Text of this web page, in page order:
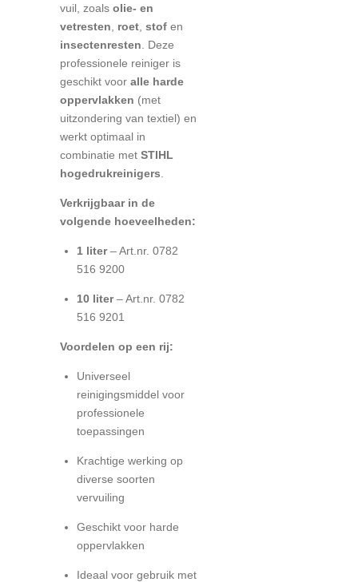
vuil, zoals olie- en
vetresten
roet stof en
insectenresten . Deze
professionele reiniger is
geschikt voor alle harde
oppervlakken (met
uitzondering van textiel) en
werkt optimaal in
combinatie met STIHL
hogedrukreinigers
Verkrijgbaar in de
volgende hoeveelheden:
1 liter– Art.nr. 0782
516 9200
10 liter– Art.nr. 0782
516 9201
Voordelen op een rij:
Universeel
reinigingsmiddel voor
professionele
toepassingen
Krachtige werking op
diverse soorten
vervuiling
Geschikt voor harde
oppervlakken
Ideaal voor gebruik met